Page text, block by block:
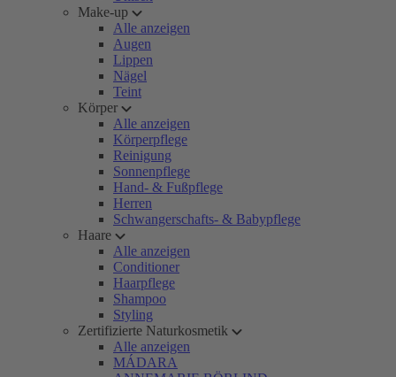
Make-up
Alle anzeigen
Augen
Lippen
Nägel
Teint
Körper
Alle anzeigen
Körperpflege
Reinigung
Sonnenpflege
Hand- & Fußpflege
Herren
Schwangerschafts- & Babypflege
Haare
Alle anzeigen
Conditioner
Haarpflege
Shampoo
Styling
Zertifizierte Naturkosmetik
Alle anzeigen
MÁDARA